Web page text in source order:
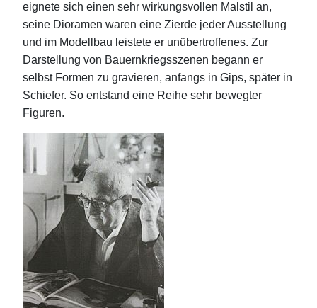
eignete sich einen sehr wirkungsvollen Malstil an,
seine Dioramen waren eine Zierde jeder Ausstellung
und im Modellbau leistete er unübertroffenes. Zur
Darstellung von Bauernkriegsszenen begann er
selbst Formen zu gravieren, anfangs in Gips, später in
Schiefer. So entstand eine Reihe sehr bewegter
Figuren.